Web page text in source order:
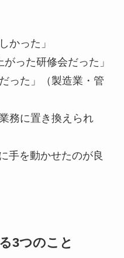
かった」
った研修会だった」
った」（製造業・管
務に置き換えられ
手を動かせたのが良
3つのこと